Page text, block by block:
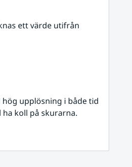
ett värde utifrån
upplösning i både tid
koll på skurarna.